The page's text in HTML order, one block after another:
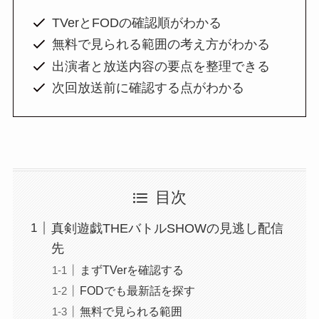
TVerとFODの確認順がわかる
無料で見られる範囲の考え方がわかる
出演者と放送内容の要点を整理できる
次回放送前に確認する点がわかる
目次
真剣遊戯THEバトルSHOWの見逃し配信
先
まずTVerを確認する
FODでも最新話を探す
無料で見られる範囲